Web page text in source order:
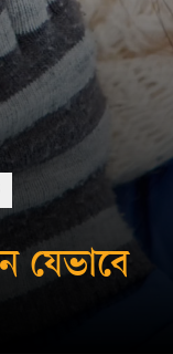
যেভাবে